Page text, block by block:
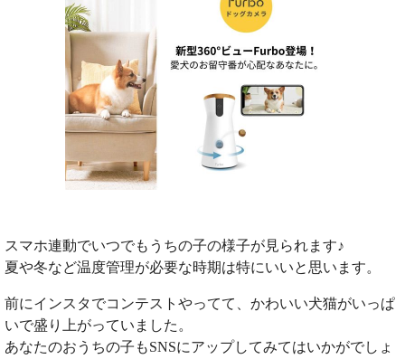
スマホ連動でいつでもうちの子の様子が見られます♪
夏や冬など温度管理が必要な時期は特にいいと思います。
前にインスタでコンテストやってて、かわいい犬猫がいっぱ
いで盛り上がっていました。
あなたのおうちの子もSNSにアップしてみてはいかがでしょ